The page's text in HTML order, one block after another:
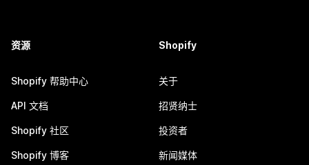
资源
Shopify 帮助中心
API 文档
Shopify 社区
Shopify 博客
Shopify
关于
招贤纳士
投资者
新闻媒体